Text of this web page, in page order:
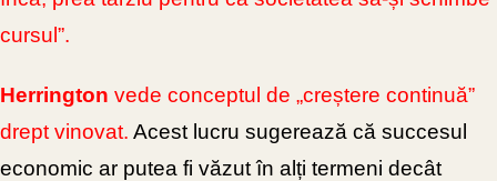
cursul”.
Herrington vede conceptul de „creștere continuă”
drept vinovat. Acest lucru sugerează că succesul
economic ar putea fi văzut în alți termeni decât